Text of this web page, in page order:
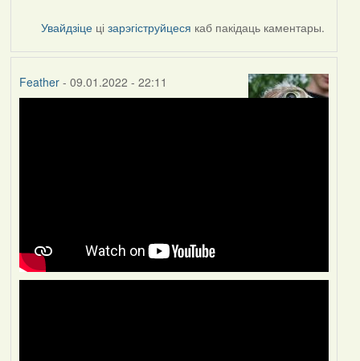
Увайдзіце цізарэгіструйцеся каб пакідаць каментары.
Feather- 09.01.2022 - 22:11